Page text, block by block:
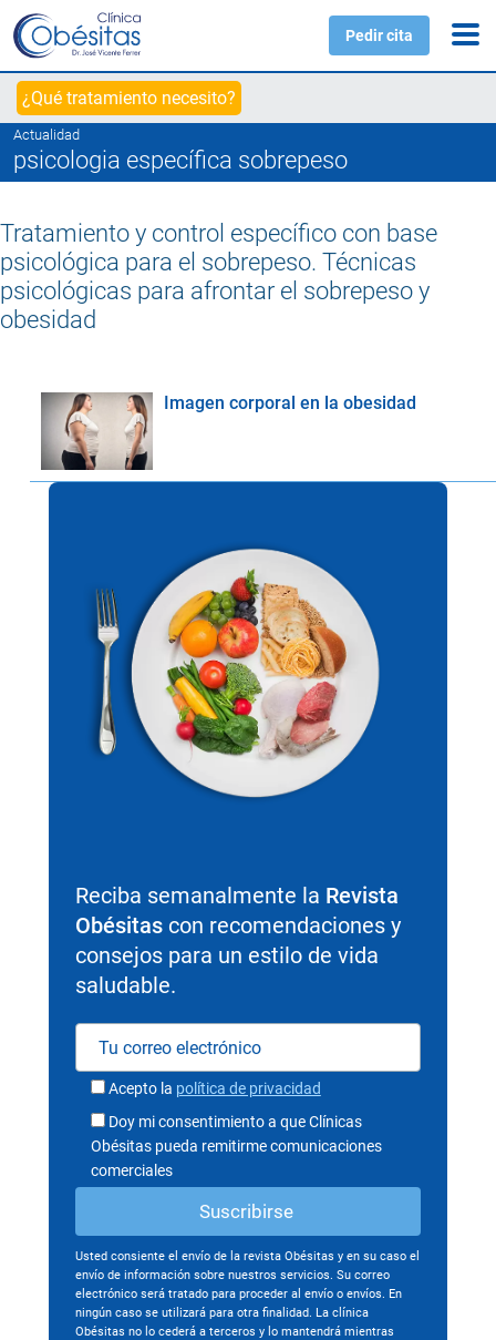
Pedir cita
¿Qué tratamiento necesito?
Actualidad
psicologia específica sobrepeso
Tratamiento y control específico con base
psicológica para el sobrepeso. Técnicas
psicológicas para afrontar el sobrepeso y
obesidad
Imagen corporal en la obesidad
Reciba semanalmente la Revista
Obésitascon recomendaciones y
consejos para un estilo de vida
saludable.
Acepto la política de privacidad
Doy mi consentimiento a que Clínicas
Obésitas pueda remitirme comunicaciones
comerciales
Usted consiente el envío de la revista Obésitas y en su caso el
envío de información sobre nuestros servicios. Su correo
electrónico será tratado para proceder al envío o envíos. En
ningún caso se utilizará para otra finalidad. La clínica
Obésitas no lo cederá a terceros y lo mantendrá mientras